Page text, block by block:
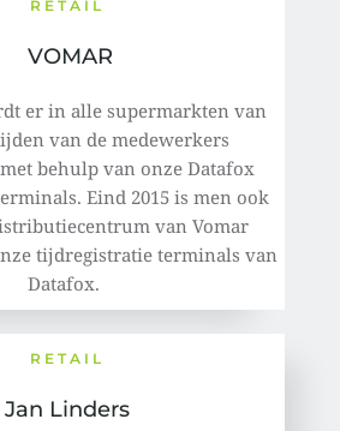
RETAIL
VOMAR
van de medewerkers
behulp van onze Datafox
Eind 2015 is men ook
van Vomar
tijdregistratie terminals van
Datafox.
RETAIL
Jan Linders